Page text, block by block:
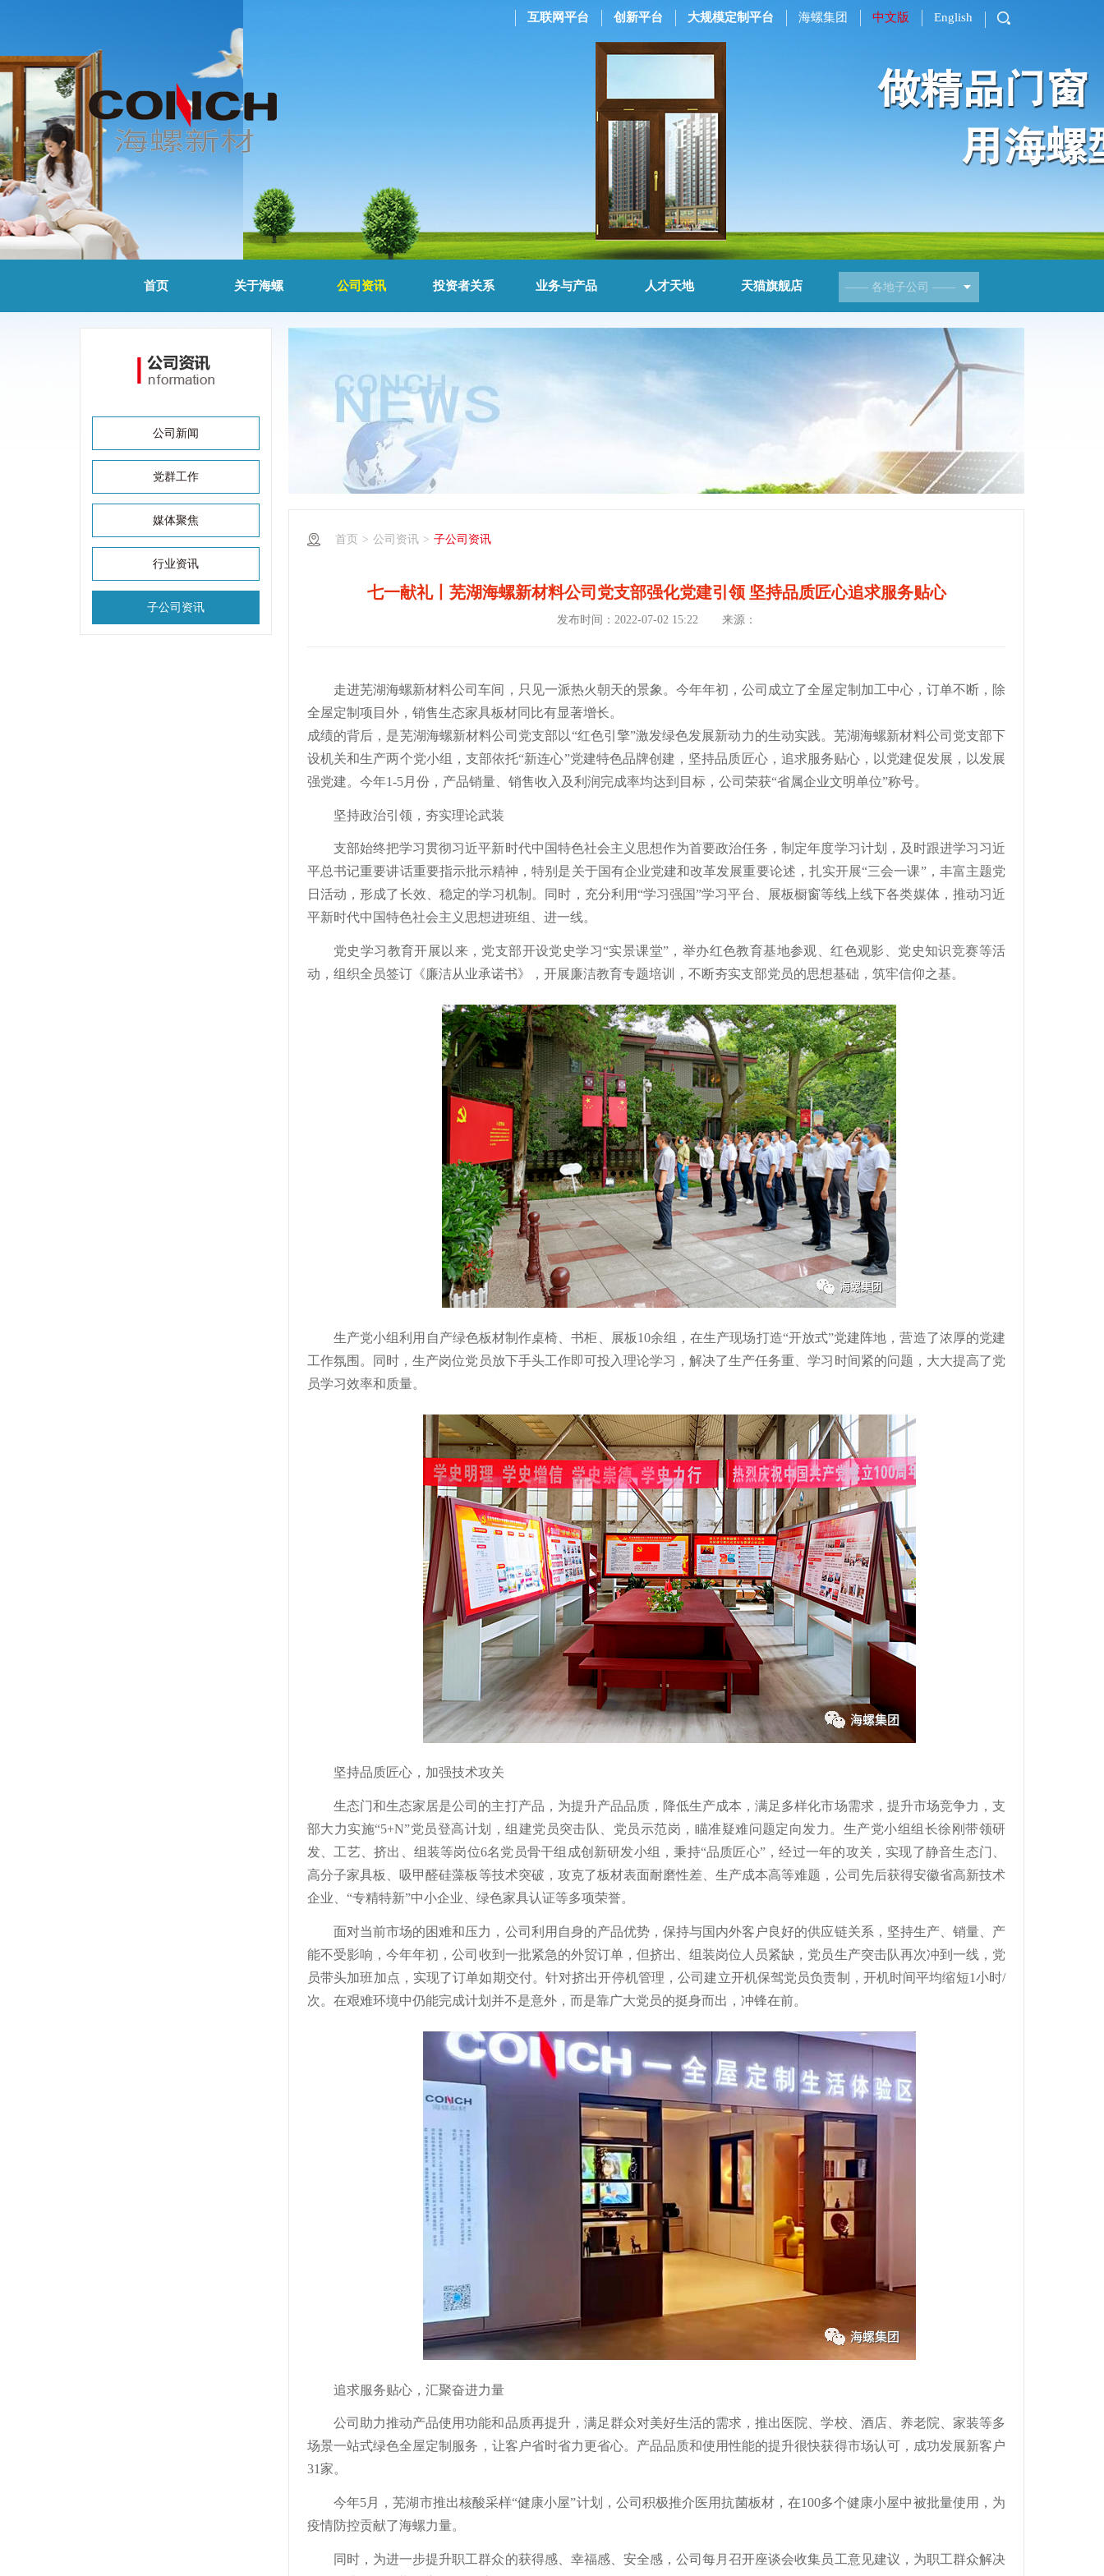
English
中文版
海螺集团
大规模定制平台
创新平台
互联网平台
首页 关于海螺 公司资讯 投资者关系 业务与产品 人才天地 天猫旗舰店 —— 各地子公司 ——
公司新闻
党群工作
媒体聚焦
行业资讯
子公司资讯
首页 > 公司资讯 > 子公司资讯
七一献礼丨芜湖海螺新材料公司党支部强化党建引领 坚持品质匠心追求服务贴心
发布时间：2022-07-02 15:22 来源：
走进芜湖海螺新材料公司车间，只见一派热火朝天的景象。今年年初，公司成立了全屋定制加工中心，订单不断，除
全屋定制项目外，销售生态家具板材同比有显著增长。
成绩的背后，是芜湖海螺新材料公司党支部以“红色引擎”激发绿色发展新动力的生动实践。芜湖海螺新材料公司党支部下
设机关和生产两个党小组，支部依托“新连心”党建特色品牌创建，坚持品质匠心，追求服务贴心，以党建促发展，以发展
强党建。今年1-5月份，产品销量、销售收入及利润完成率均达到目标，公司荣获“省属企业文明单位”称号。
坚持政治引领，夯实理论武装
支部始终把学习贯彻习近平新时代中国特色社会主义思想作为首要政治任务，制定年度学习计划，及时跟进学习习近
平总书记重要讲话重要指示批示精神，特别是关于国有企业党建和改革发展重要论述，扎实开展“三会一课”，丰富主题党
日活动，形成了长效、稳定的学习机制。同时，充分利用“学习强国”学习平台、展板橱窗等线上线下各类媒体，推动习近
平新时代中国特色社会主义思想进班组、进一线。
党史学习教育开展以来，党支部开设党史学习“实景课堂”，举办红色教育基地参观、红色观影、党史知识竞赛等活
动，组织全员签订《廉洁从业承诺书》，开展廉洁教育专题培训，不断夯实支部党员的思想基础，筑牢信仰之基。
生产党小组利用自产绿色板材制作桌椅、书柜、展板10余组，在生产现场打造“开放式”党建阵地，营造了浓厚的党建
工作氛围。同时，生产岗位党员放下手头工作即可投入理论学习，解决了生产任务重、学习时间紧的问题，大大提高了党
员学习效率和质量。
坚持品质匠心，加强技术攻关
生态门和生态家居是公司的主打产品，为提升产品品质，降低生产成本，满足多样化市场需求，提升市场竞争力，支
部大力实施“5+N”党员登高计划，组建党员突击队、党员示范岗，瞄准疑难问题定向发力。生产党小组组长徐刚带领研
发、工艺、挤出、组装等岗位6名党员骨干组成创新研发小组，秉持“品质匠心”，经过一年的攻关，实现了静音生态门、
高分子家具板、吸甲醛硅藻板等技术突破，攻克了板材表面耐磨性差、生产成本高等难题，公司先后获得安徽省高新技术
企业、“专精特新”中小企业、绿色家具认证等多项荣誉。
面对当前市场的困难和压力，公司利用自身的产品优势，保持与国内外客户良好的供应链关系，坚持生产、销量、产
能不受影响，今年年初，公司收到一批紧急的外贸订单，但挤出、组装岗位人员紧缺，党员生产突击队再次冲到一线，党
员带头加班加点，实现了订单如期交付。针对挤出开停机管理，公司建立开机保驾党员负责制，开机时间平均缩短1小时/
次。在艰难环境中仍能完成计划并不是意外，而是靠广大党员的挺身而出，冲锋在前。
追求服务贴心，汇聚奋进力量
公司助力推动产品使用功能和品质再提升，满足群众对美好生活的需求，推出医院、学校、酒店、养老院、家装等多
场景一站式绿色全屋定制服务，让客户省时省力更省心。产品品质和使用性能的提升很快获得市场认可，成功发展新客户
31家。
今年5月，芜湖市推出核酸采样“健康小屋”计划，公司积极推介医用抗菌板材，在100多个健康小屋中被批量使用，为
疫情防控贡献了海螺力量。
同时，为进一步提升职工群众的获得感、幸福感、安全感，公司每月召开座谈会收集员工意见建议，为职工群众解决